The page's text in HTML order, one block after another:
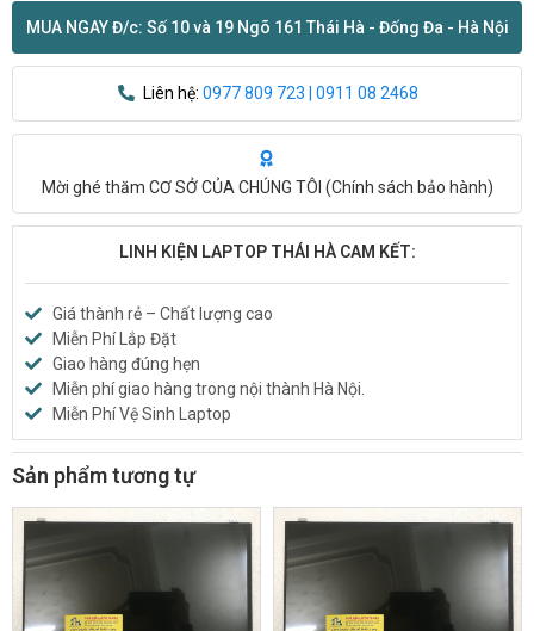
MUA NGAY Đ/c: Số 10 và 19 Ngõ 161 Thái Hà - Đống Đa - Hà Nội
Liên hệ: 0977 809 723 | 0911 08 2468
Mời ghé thăm CƠ SỞ CỦA CHÚNG TÔI (Chính sách bảo hành)
LINH KIỆN LAPTOP THÁI HÀ CAM KẾT:
Giá thành rẻ – Chất lượng cao
Miễn Phí Lắp Đặt
Giao hàng đúng hẹn
Miễn phí giao hàng trong nội thành Hà Nội.
Miễn Phí Vệ Sinh Laptop
Sản phẩm tương tự